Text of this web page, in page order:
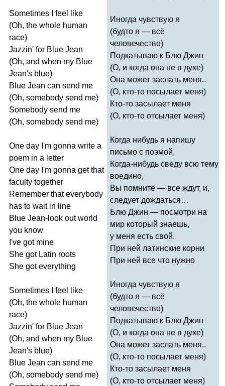
Sometimes feel
like
(Oh, the whole human
race)
Jazzin' for Blue Jean
(Oh, and when my Blue
Jean's blue)
Blue Jean can send me
(Oh, somebody send me)
Somebody send me
(Oh, somebody send me)
One day I'm gonna write a
poem in a letter
One day I'm gonna get that
faculty together
Remember that everybody
has to wait in line
Blue Jean-look out world
you know
I've got mine
She got Latin roots
She got everything
Sometimes feel
like
(Oh, the whole human
race)
Jazzin' for Blue Jean
(Oh, and when my Blue
Jean's blue)
Blue Jean can send me
(Oh, somebody send me)
Иногда чувствую я
(будто я — всё
человечество)
Подкатываю к Блю Джин
(О, и когда она не в духе)
Она может заслать меня..
(О, кто-то посылает меня)
Кто-то засылает меня
(О, кто-то отсылает меня)
Когда нибудь я напишу
письмо с поэмой,
Когда-нибудь сведу всю тему
воедино,
Вы помните — все ждут, и,
следует дождаться…
Блю Джин — посмотри на
мир который знаешь,
у меня есть свой.
При ней латинские корни
При ней все что нужно
Иногда чувствую я
(будто я — всё
человечество)
Подкатываю к Блю Джин
(О, и когда она не в духе)
Она может заслать меня..
(О, кто-то посылает меня)
Кто-то засылает меня
(О, кто-то отсылает меня)